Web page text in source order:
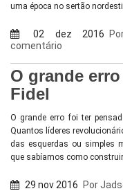
uma época no sertão
02 dez 2016
comentário
O grande
Fidel
O grande erro foi ter
Quantos líderes
das esquerdas ou simples
que sabíamos como
29 nov 2016 Por